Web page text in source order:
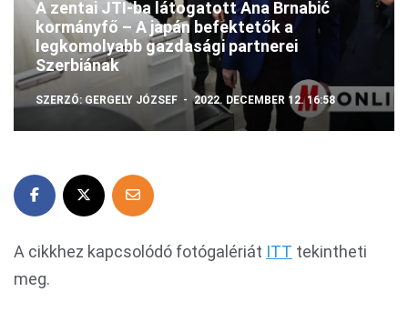
A zentai JTI-ba látogatott Ana Brnabić
kormányfő – A japán befektetők a
legkomolyabb gazdasági partnerei
Szerbiának
SZERZŐ: GERGELY JÓZSEF 2022. DECEMBER 12. 16:58
A cikkhez kapcsolódó fotógalériát ITT tekintheti
meg.